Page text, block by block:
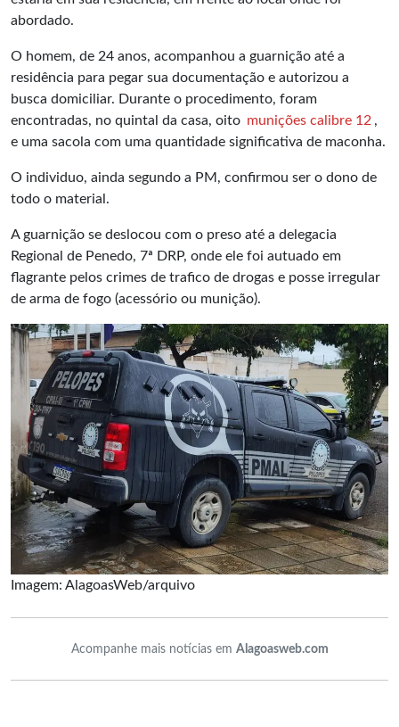
abordado.
O homem, de 24 anos, acompanhou a guarnição até a
residência para pegar sua documentação e autorizou a
busca domiciliar. Durante o procedimento, foram
encontradas, no quintal da casa, oito munições calibre 12 ,
e uma sacola com uma quantidade significativa de maconha.
O individuo, ainda segundo a PM, confirmou ser o dono de
todo o material.
A guarnição se deslocou com o preso até a delegacia
Regional de Penedo, 7ª DRP, onde ele foi autuado em
flagrante pelos crimes de trafico de drogas e posse irregular
de arma de fogo (acessório ou munição).
Imagem: AlagoasWeb/arquivo
Acompanhe mais notícias em Alagoasweb.com